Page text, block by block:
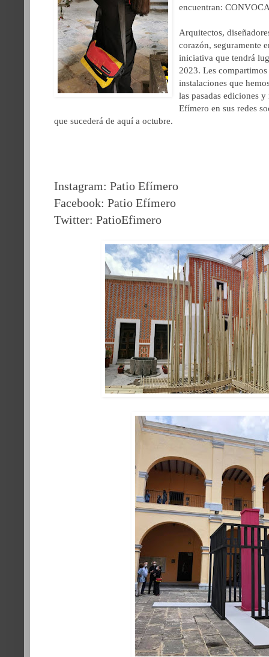
encuentran:
Arquitectos,
corazón, seguramente
iniciativa que tendrá
2023. Les
instalaciones que
las pasadas ediciones
Efímero en sus redes
que sucederá de aquí a octubre.
Instagram: Patio Efímero
Facebook: Patio Efímero
Twitter: PatioEfimero